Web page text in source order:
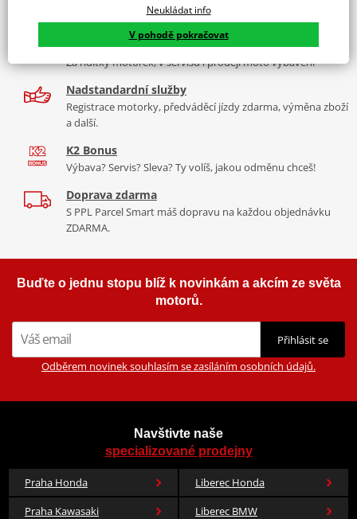
Co když mi to nebude
PDF Aerodynamic test
Mounting tips
dělí na 3 části: komerční, odlitkovou a kovových součástek. Již 40
let se účastní nejslavnějších závodů motocyklů po celém světě. V
naší nabídce naleznete doplňky a příslušenství například: plexi,
padací protektory a mnoho dalšího.
Zobrazit všechny produktyznačky PUIG
díly, to vše v Praze a Liberci
Více než 30 let zkušeností
Za řídítky motorek, v servisu i prodeji moto vybavení
Nadstandardní služby
Registrace motorky, předváděcí jízdy zdarma, výměna zboží
a další.
K2 Bonus
Výbava? Servis? Sleva? Ty volíš, jakou odměnu chceš!
Doprava zdarma
S PPL Parcel Smart máš dopravu na každou objednávku
ZDARMA.
Buďte o jednu stopu blíž k novinkám a akcím ze světa
motorů.
Přihlásit se
Odběrem novinek souhlasím se zasíláním osobních údajů.
Navštivte naše
specializované prodejny
Praha Honda
Liberec Honda
Praha Kawasaki
Liberec BMW
Neukládat info
V pohodě pokračovat